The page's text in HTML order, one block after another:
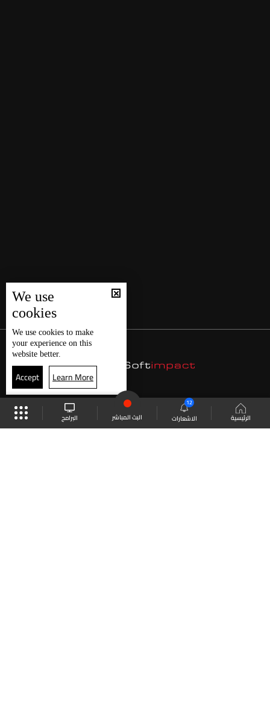
الرئيسية الاشعارات
12
البث المباشر البرامج
We use
cookies
We use cookies to make
your experience on this
website better.
Accept Learn More
موقع البرامج الجدول البث المباشر